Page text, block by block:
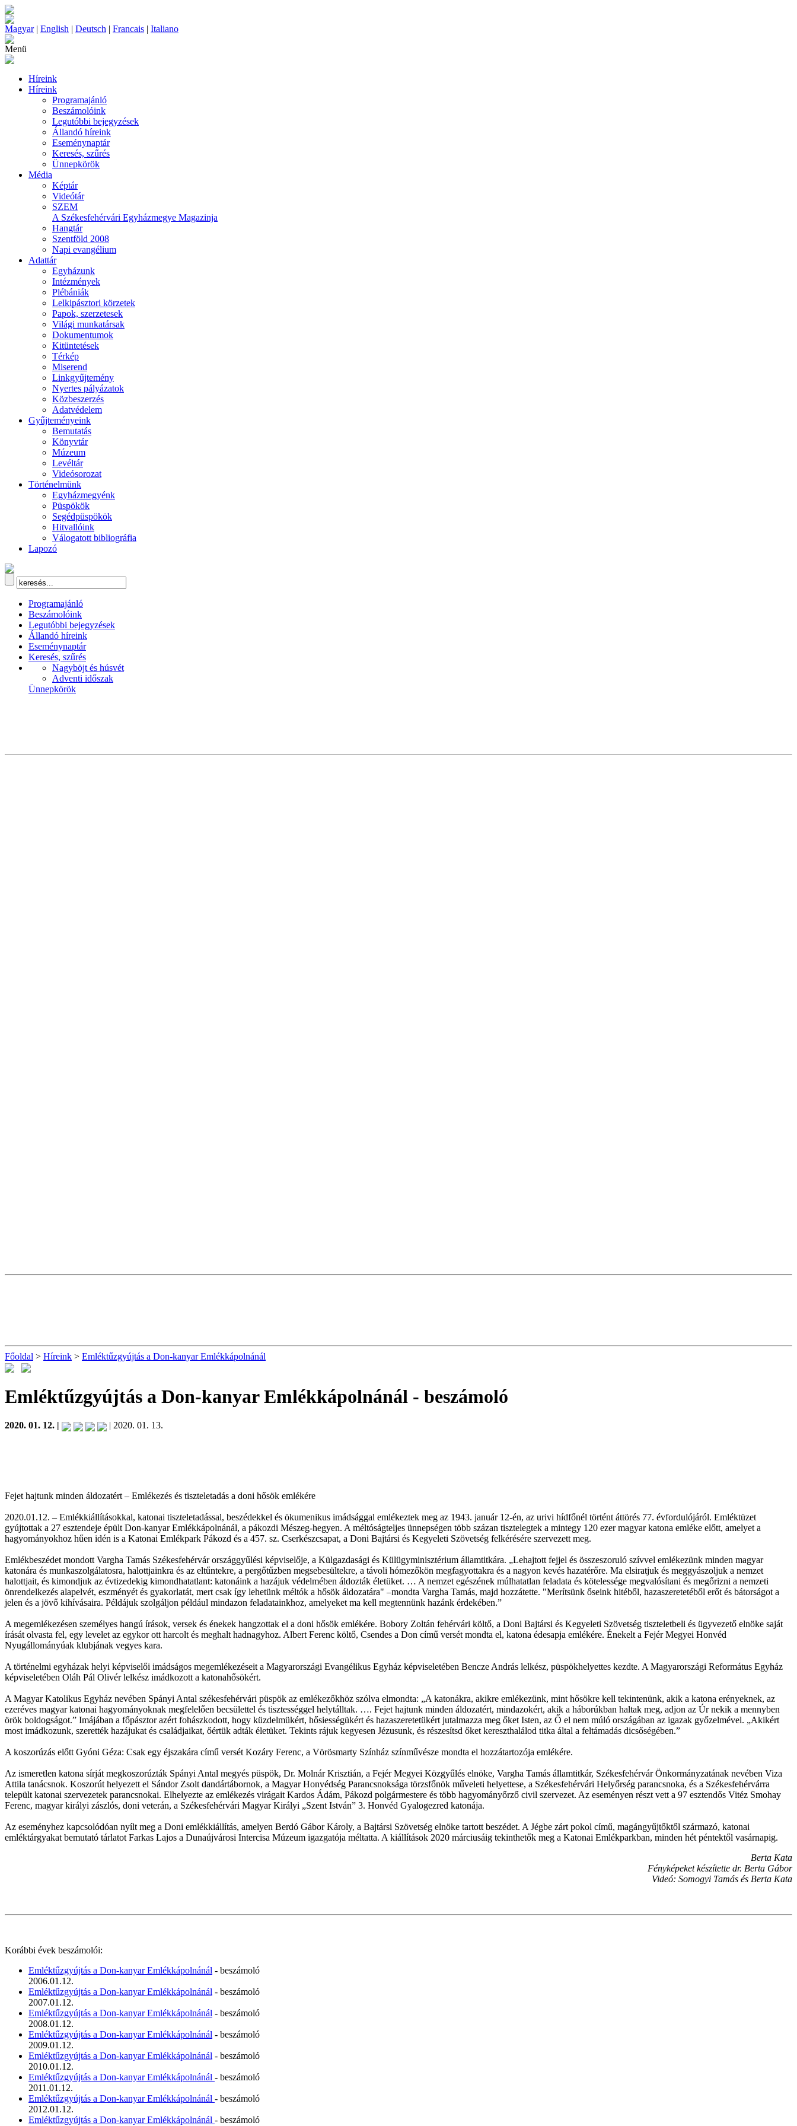
Magyar| English | Deutsch | Francais | Italiano
Menü
Híreink
Híreink
Programajánló
Beszámolóink
Legutóbbi bejegyzések
Állandó híreink
Eseménynaptár
Keresés, szűrés
Ünnepkörök
Média
Képtár
Videótár
SZEM
A Székesfehérvári Egyházmegye Magazinja
Hangtár
Szentföld 2008
Napi evangélium
Adattár
Egyházunk
Intézmények
Plébániák
Lelkipásztori körzetek
Papok, szerzetesek
Világi munkatársak
Dokumentumok
Kitüntetések
Térkép
Miserend
Linkgyűjtemény
Nyertes pályázatok
Közbeszerzés
Adatvédelem
Gyűjteményeink
Bemutatás
Könyvtár
Múzeum
Levéltár
Videósorozat
Történelmünk
Egyházmegyénk
Püspökök
Segédpüspökök
Hitvallóink
Válogatott bibliográfia
Lapozó
Programajánló
Beszámolóink
Legutóbbi bejegyzések
Állandó híreink
Eseménynaptár
Keresés, szűrés
Nagyböjt és húsvét
Adventi időszak
Ünnepkörök
Főoldal > Híreink > Emléktűzgyújtás a Don-kanyar Emlékkápolnánál
Emléktűzgyújtás a Don-kanyar Emlékkápolnánál - beszámoló
2020. 01. 12. | | 2020. 01. 13.
Fejet hajtunk minden áldozatért – Emlékezés és tiszteletadás a doni hősök emlékére
2020.01.12. – Emlékkiállításokkal, katonai tiszteletadással, beszédekkel és ökumenikus imádsággal emlékeztek meg az 1943. január 12-én, az urivi hídfőnél történt áttörés 77. évfordulójáról. Emléktüzet
gyújtottak a 27 esztendeje épült Don-kanyar Emlékkápolnánál, a pákozdi Mészeg-hegyen. A méltóságteljes ünnepségen több százan tisztelegtek a mintegy 120 ezer magyar katona emléke előtt, amelyet a
hagyományokhoz hűen idén is a Katonai Emlékpark Pákozd és a 457. sz. Cserkészcsapat, a Doni Bajtársi és Kegyeleti Szövetség felkérésére szervezett meg.
Emlékbeszédet mondott Vargha Tamás Székesfehérvár országgyűlési képviselője, a Külgazdasági és Külügyminisztérium államtitkára. „Lehajtott fejjel és összeszoruló szívvel emlékezünk minden magyar
katonára és munkaszolgálatosra, halottjainkra és az eltűntekre, a pergőtűzben megsebesültekre, a távoli hómezőkön megfagyottakra és a nagyon kevés hazatérőre. Ma elsiratjuk és meggyászoljuk a nemzet
halottjait, és kimondjuk az évtizedekig kimondhatatlant: katonáink a hazájuk védelmében áldozták életüket. … A nemzet egészének múlhatatlan feladata és kötelessége megvalósítani és megőrizni a nemzeti
önrendelkezés alapelvét, eszményét és gyakorlatát, mert csak így lehetünk méltók a hősök áldozatára" –mondta Vargha Tamás, majd hozzátette. "Merítsünk őseink hitéből, hazaszeretetéből erőt és bátorságot a
jelen és a jövő kihívásaira. Példájuk szolgáljon például mindazon feladatainkhoz, amelyeket ma kell megtennünk hazánk érdekében.”
A megemlékezésen személyes hangú írások, versek és énekek hangzottak el a doni hősök emlékére. Bobory Zoltán fehérvári költő, a Doni Bajtársi és Kegyeleti Szövetség tiszteletbeli és ügyvezető elnöke saját
írását olvasta fel, egy levelet az egykor ott harcolt és meghalt hadnagyhoz. Albert Ferenc költő, Csendes a Don című versét mondta el, katona édesapja emlékére. Énekelt a Fejér Megyei Honvéd
Nyugállományúak klubjának vegyes kara.
A történelmi egyházak helyi képviselői imádságos megemlékezéseit a Magyarországi Evangélikus Egyház képviseletében Bencze András lelkész, püspökhelyettes kezdte. A Magyarországi Református Egyház
képviseletében Oláh Pál Olivér lelkész imádkozott a katonahősökért.
A Magyar Katolikus Egyház nevében Spányi Antal székesfehérvári püspök az emlékezőkhöz szólva elmondta: „A katonákra, akikre emlékezünk, mint hősökre kell tekintenünk, akik a katona erényeknek, az
ezeréves magyar katonai hagyományoknak megfelelően becsülettel és tisztességgel helytálltak. …. Fejet hajtunk minden áldozatért, mindazokért, akik a háborúkban haltak meg, adjon az Úr nekik a mennyben
örök boldogságot.” Imájában a főpásztor azért fohászkodott, hogy küzdelmükért, hősiességükért és hazaszeretetükért jutalmazza meg őket Isten, az Ő el nem múló országában az igazak győzelmével. „Akikért
most imádkozunk, szerették hazájukat és családjaikat, őértük adták életüket. Tekints rájuk kegyesen Jézusunk, és részesítsd őket kereszthalálod titka által a feltámadás dicsőségében.”
A koszorúzás előtt Gyóni Géza: Csak egy éjszakára című versét Kozáry Ferenc, a Vörösmarty Színház színművésze mondta el hozzátartozója emlékére.
Az ismeretlen katona sírját megkoszorúzták Spányi Antal megyés püspök, Dr. Molnár Krisztián, a Fejér Megyei Közgyűlés elnöke, Vargha Tamás államtitkár, Székesfehérvár Önkormányzatának nevében Viza
Attila tanácsnok. Koszorút helyezett el Sándor Zsolt dandártábornok, a Magyar Honvédség Parancsnoksága törzsfőnök műveleti helyettese, a Székesfehérvári Helyőrség parancsnoka, és a Székesfehérvárra
települt katonai szervezetek parancsnokai. Elhelyezte az emlékezés virágait Kardos Ádám, Pákozd polgármestere és több hagyományőrző civil szervezet. Az eseményen részt vett a 97 esztendős Vitéz Smohay
Ferenc, magyar királyi zászlós, doni veterán, a Székesfehérvári Magyar Királyi „Szent István” 3. Honvéd Gyalogezred katonája.
Az eseményhez kapcsolódóan nyílt meg a Doni emlékkiállítás, amelyen Berdó Gábor Károly, a Bajtársi Szövetség elnöke tartott beszédet. A Jégbe zárt pokol című, magángyűjtőktől származó, katonai
emléktárgyakat bemutató tárlatot Farkas Lajos a Dunaújvárosi Intercisa Múzeum igazgatója méltatta. A kiállítások 2020 márciusáig tekinthetők meg a Katonai Emlékparkban, minden hét péntektől vasárnapig.
Berta Kata
Fényképeket készítette dr. Berta Gábor
Videó: Somogyi Tamás és Berta Kata
Korábbi évek beszámolói:
Emléktűzgyújtás a Don-kanyar Emlékkápolnánál - beszámoló
2006.01.12.
Emléktűzgyújtás a Don-kanyar Emlékkápolnánál - beszámoló
2007.01.12.
Emléktűzgyújtás a Don-kanyar Emlékkápolnánál - beszámoló
2008.01.12.
Emléktűzgyújtás a Don-kanyar Emlékkápolnánál - beszámoló
2009.01.12.
Emléktűzgyújtás a Don-kanyar Emlékkápolnánál - beszámoló
2010.01.12.
Emléktűzgyújtás a Don-kanyar Emlékkápolnánál - beszámoló
2011.01.12.
Emléktűzgyújtás a Don-kanyar Emlékkápolnánál - beszámoló
2012.01.12.
Emléktűzgyújtás a Don-kanyar Emlékkápolnánál - beszámoló